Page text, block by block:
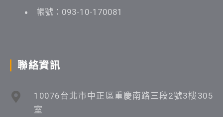
帳號：093-10-170081
聯絡資訊
10076台北市中正區重慶南路三段2號3樓305
室